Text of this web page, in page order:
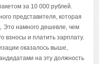
за 10 000 рублей.
представителя, которая
Это намного дешевле, чем
взносы и платить зарплату.
оказалось выше,
на эту должность